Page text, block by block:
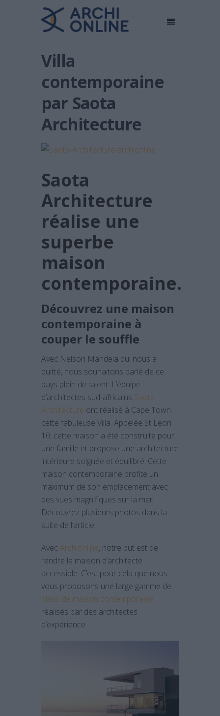
Villa
contemporaine
par Saota
Architecture
Saota
Architecture
réalise une
superbe
maison
contemporaine.
Découvrez une maison
contemporaine à
couper le souffle
Avec Nelson Mandela qui nous a
quitté, nous souhaitons parlé de ce
pays plein de talent. L’équipe
d’architectes sud-africains Saota
Architecture ont réalisé à Cape Town
cette fabuleuse Villa. Appelée St Leon
10, cette maison a été construite pour
une famille et propose une architecture
intérieure soignée et équilibré. Cette
maison contemporaine profite un
maximum de son emplacement avec
des vues magnifiques sur la mer.
Découvrez plusieurs photos dans la
suite de l’article.
Avec Archionline, notre but est de
rendre la maison d’architecte
accessible. C’est pour cela que nous
vous proposons une large gamme de
plans de maison contemporaine
réalisés par des architectes
d’expérience.